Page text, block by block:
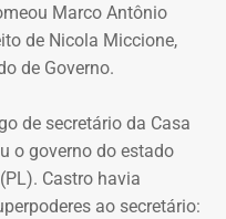
do ex-padre pelos
de Niterói seja
Gois, do Jornal
do Governador
aí. Couto oficializou,
do Governador. Na
em exercício do Rio
de liderança com
adjuntos Mariana
Marco Antônio
de Nicola Miccione,
de Governo.
de secretário da Casa
o governo do estado
Castro havia
ao secretário: